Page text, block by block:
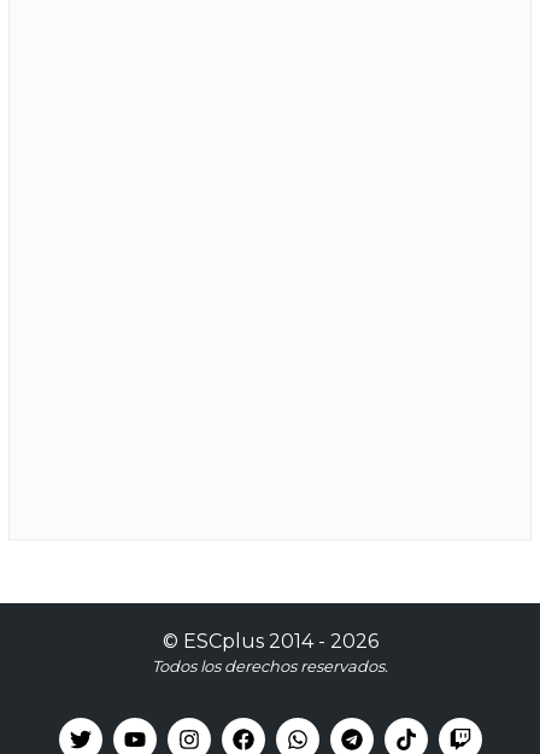
© ESCplus2014 - 2026
Todos los derechos reservados.